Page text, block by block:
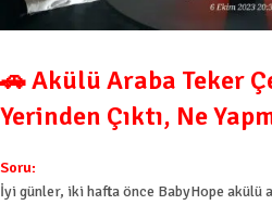
🚗 Akülü Araba Teker
Yerinden Çıktı, Ne
Soru:
İyi günler, iki hafta önce BabyHope akülü